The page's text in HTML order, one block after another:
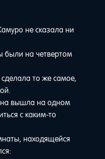
не сказала ни
были на четвертом
то же самое,
вышла на одном
с каким-то
находящейся